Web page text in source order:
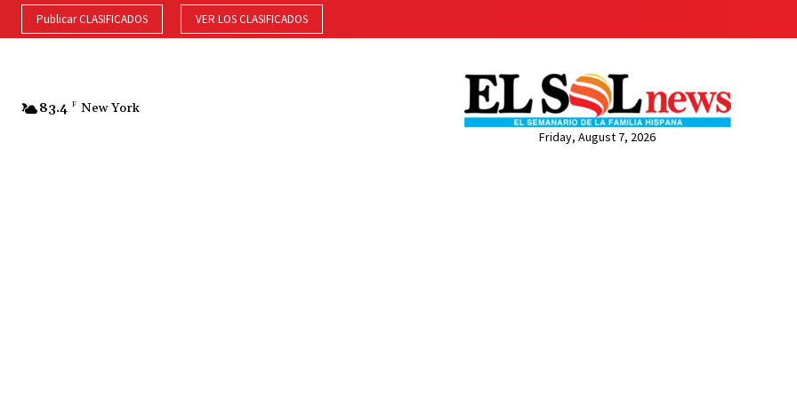
Publicar CLASIFICADOS VER LOS CLASIFICADOS
83.4 F New York
Friday, August 7, 2026